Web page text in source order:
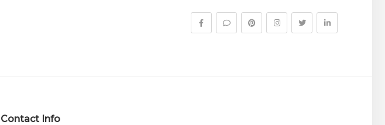
Contact Info